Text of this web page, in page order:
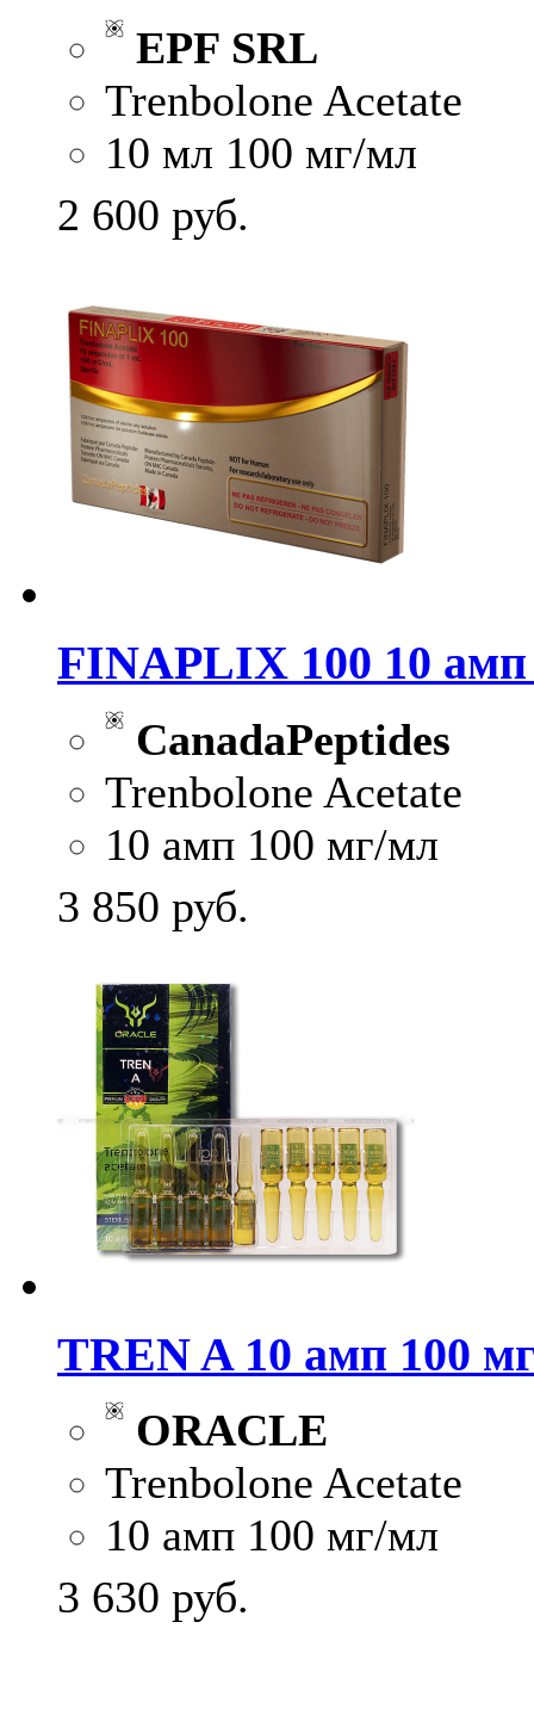
EPF SRL
Trenbolone Acetate
10 мл 100 мг/мл
2 600 руб.
FINAPLIX 100 10
CanadaPeptides
Trenbolone Acetate
10 амп 100 мг/мл
3 850 руб.
TREN A 10 амп 100
ORACLE
Trenbolone Acetate
10 амп 100 мг/мл
3 630 руб.